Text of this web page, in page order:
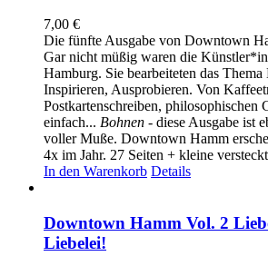
7,00 €
Die fünfte Ausgabe von Downtown
Gar nicht müßig waren die
Hamburg. Sie bearbeiteten das
Inspirieren, Ausprobieren. Von
Postkartenschreiben, philosophischen
einfach... Bohnen - diese Ausgabe ist
voller Muße. Downtown Hamm
4x im Jahr. 27 Seiten + kleine
In den Warenkorb Details
Downtown Hamm Vol. 2
Liebelei!